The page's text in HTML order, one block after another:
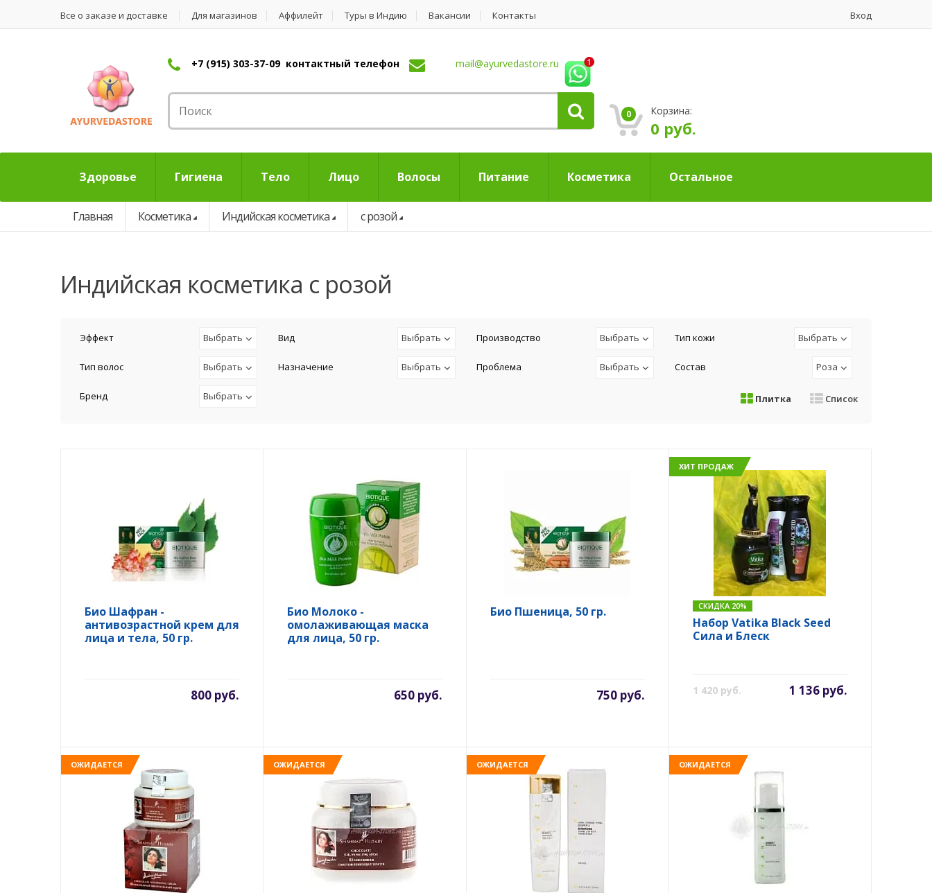
Все о заказе и доставке Для магазинов Аффилейт Туры в Индию Вакансии Контакты Вход
+7 (915) 303-37-09 контактный телефон mail@ayurvedastore.ru
0 Корзина:
0 руб.
Здоровье Гигиена Тело Лицо Волосы Питание Косметика Остальное
Главная Косметика Индийская косметика с розой
индийская косметика с розой
Эффект Выбрать Вид Выбрать Производство Выбрать Тип кожи Выбрать
Тип волос Выбрать Назначение Выбрать Проблема Выбрать Состав Роза
Бренд Выбрать Плитка Список
Био Шафран -
антивозрастной крем для
лица и тела, 50 гр.
800 руб.
Био Молоко -
омолаживающая маска
для лица, 50 гр.
650 руб.
Био Пшеница, 50 гр.
750 руб.
ХИТ ПРОДАЖ
СКИДКА 20%
Набор Vatika Black Seed
Сила и Блеск
1 420 руб. 1 136 руб.
ОЖИДАЕТСЯ ОЖИДАЕТСЯ ОЖИДАЕТСЯ ОЖИДАЕТСЯ